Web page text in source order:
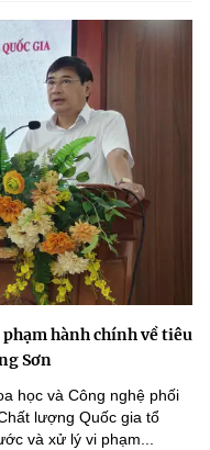
hành chính về tiêu
Sơn
học và Công nghệ phối
lượng Quốc gia tổ
và xử lý vi phạm...